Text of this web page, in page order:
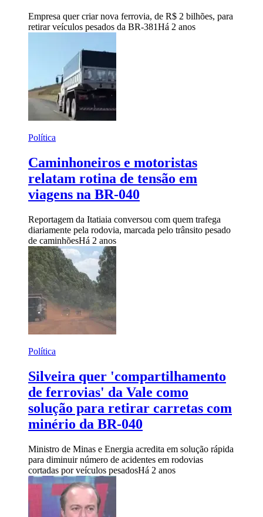
Empresa quer criar nova ferrovia, de R$ 2 bilhões, para
retirar veículos pesados da BR-381Há 2 anos
Política
Caminhoneiros e motoristas
relatam rotina de tensão em
viagens na BR-040
Reportagem da Itatiaia conversou com quem trafega
diariamente pela rodovia, marcada pelo trânsito pesado
de caminhõesHá 2 anos
Política
Silveira quer 'compartilhamento
de ferrovias' da Vale como
solução para retirar carretas com
minério da BR-040
Ministro de Minas e Energia acredita em solução rápida
para diminuir número de acidentes em rodovias
cortadas por veículos pesadosHá 2 anos